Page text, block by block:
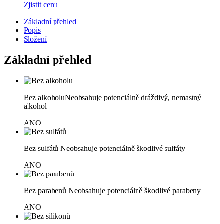
Zjistit cenu
Základní přehled
Popis
Složení
Základní přehled
Bez alkoholuNeobsahuje potenciálně dráždivý, nemastný
alkohol
ANO
Bez sulfátů Neobsahuje potenciálně škodlivé sulfáty
ANO
Bez parabenů Neobsahuje potenciálně škodlivé parabeny
ANO